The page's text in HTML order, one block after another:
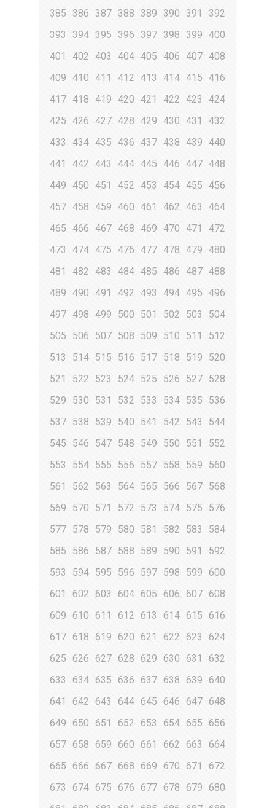
385 386 387 388 389 390 391
392
393
394 395 396 397 398 399
400
401
402 403 404 405 406 407 408
409
410 411 412 413 414 415
416
417 418 419 420 421 422 423
424
425
426 427 428 429 430 431
432
433
434 435 436 437 438 439
440
441
442 443 444 445 446 447 448
449
450 451 452 453 454 455
456
457 458 459 460 461 462 463
464
465
466 467 468 469 470 471
472
473
474 475 476 477 478 479
480
481
482 483 484 485 486 487 488
489
490 491 492 493 494 495
496
497 498 499 500 501 502 503
504
505
506 507 508 509 510 511
512
513
514 515 516 517 518 519
520
521
522 523 524 525 526 527 528
529
530 531 532 533 534 535
536
537 538 539 540 541 542 543
544
545
546 547 548 549 550 551
552
553
554 555 556 557 558 559
560
561
562 563 564 565 566 567 568
569
570 571 572 573 574 575
576
577 578 579 580 581 582 583
584
585
586 587 588 589 590 591
592
593
594 595 596 597 598 599
600
601
602 603 604 605 606 607 608
609
610 611 612 613 614 615
616
617 618 619 620 621 622 623
624
625
626 627 628 629 630 631
632
633
634 635 636 637 638 639 640
641
642 643 644 645 646 647 648
649
650 651 652 653 654 655 656
657 658 659 660 661 662 663
664
665
666 667 668 669 670 671
672
673
674 675 676 677 678 679
680